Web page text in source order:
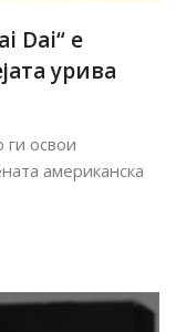
Dai“ е
урива
ги освои
американска